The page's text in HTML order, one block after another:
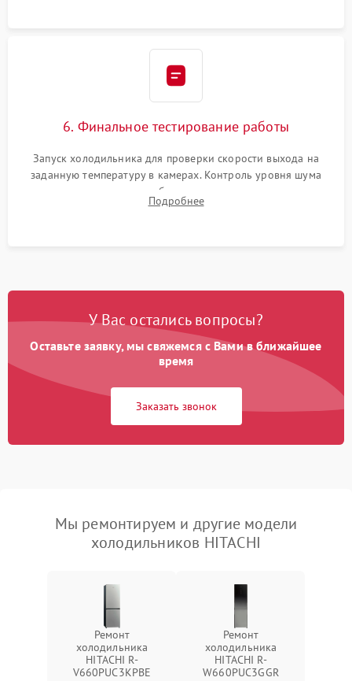
6. Финальное тестирование работы
Запуск холодильника для проверки скорости выхода на
заданную температуру в камерах. Контроль уровня шума
компрессора, отсутствия обмерзания стенок и корректного
срабатывания системы автоматической оттайки.
Подробнее
У Вас остались вопросы?
Оставьте заявку, мы свяжемся с Вами в ближайшее
время
Заказать звонок
Мы ремонтируем и другие модели
холодильников HITACHI
Ремонт
холодильника
HITACHI R-
V660PUC3KPBE
Ремонт
холодильника
HITACHI R-
W660PUC3GGR